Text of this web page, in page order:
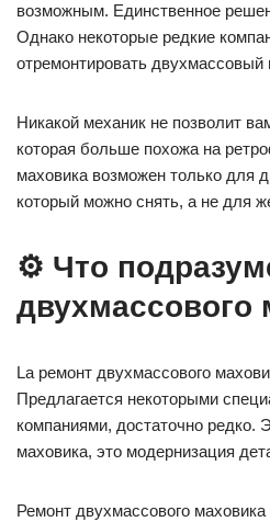
возможным. Единственное
Однако некоторые редкие
отремонтировать двухмассовый
Никакой механик не позволит
которая больше похожа на
маховика возможен только для
который можно снять, а не для
⚙️ Что
двухмассового
La ремонт двухмассового
Предлагается некоторыми
компаниями, достаточно редко.
маховика, это модернизация
Ремонт двухмассового маховика